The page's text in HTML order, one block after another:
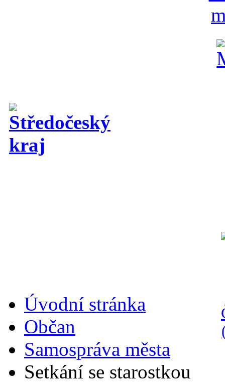
Úvodní stránka
Občan
Samospráva města
Setkání se starostkou